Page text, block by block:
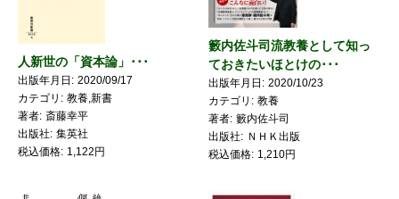
人新世の「資本論」･･･
出版年月日
2020/09/17
カテゴリ
教養,新書
著者 斎藤幸平
出版社
集英社
税込価格
1,122円
籔内佐斗司流教養として知っ
ておきたいほとけの･･･
出版年月日
2020/10/23
カテゴリ
教養
著者 籔内佐斗司
出版社
ＮＨＫ出版
税込価格
1,210円